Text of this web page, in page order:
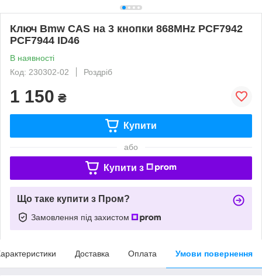
Ключ Bmw CAS на 3 кнопки 868MHz PCF7942
PCF7944 ID46
В наявності
Код: 230302-02
Роздріб
1 150 ₴
Купити
або
Купити з
Що таке купити з Пром?
Замовлення під захистом
Доставка Оплата Умови повернення